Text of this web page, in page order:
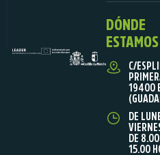
DÓNDE
ESTAMOS
C/
19400
DE
DE
15.00